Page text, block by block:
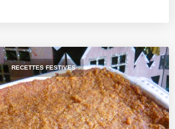
RECETTES FESTIVES